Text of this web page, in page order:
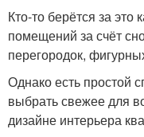
Кто-то берётся за
помещений за счёт
перегородок,
Однако есть простой
выбрать свежее для
дизайне интерьера